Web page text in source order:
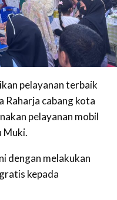
pelayanan terbaik
Raharja cabang kota
pelayanan mobil
Muki.
dengan melakukan
kepada